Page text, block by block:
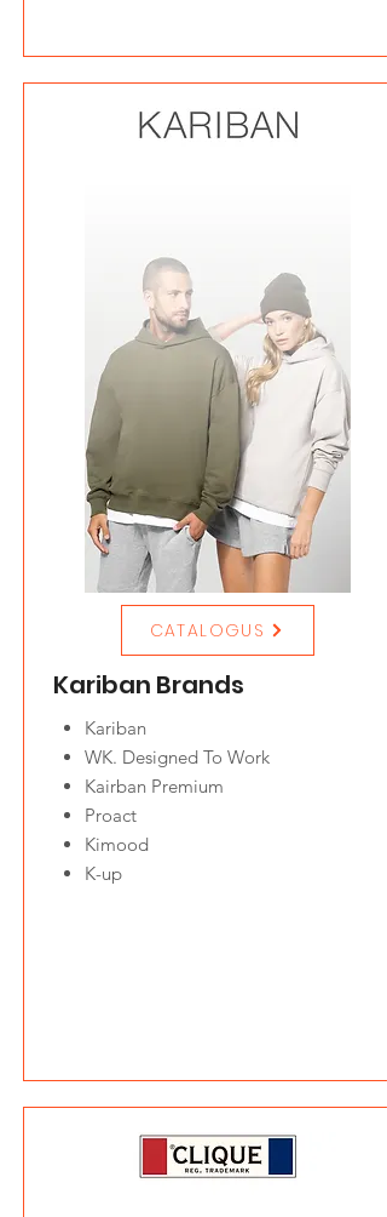
CATALOGUS
Kariban Brands
Kariban
WK. Designed To Work
Kairban Premium
Proact
Kimood
K-up